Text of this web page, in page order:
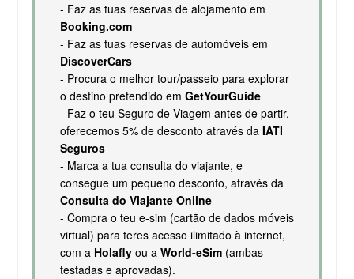
- Faz as tuas reservas de alojamento em
Booking.com
- Faz as tuas reservas de automóveis em
DiscoverCars
- Procura o melhor tour/passeio para explorar
o destino pretendido em GetYourGuide
- Faz o teu Seguro de Viagem antes de partir,
oferecemos 5% de desconto através da IATI
Seguros
- Marca a tua consulta do viajante, e
consegue um pequeno desconto, através da
Consulta do Viajante Online
- Compra o teu e-sim (cartão de dados móveis
virtual) para teres acesso ilimitado à internet,
com a Holaflyou a World-eSim(ambas
testadas e aprovadas).